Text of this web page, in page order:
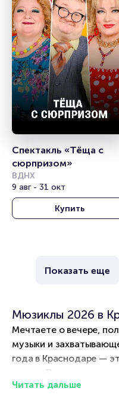
Спектакль «Тёща с
сюрпризом»
ВДНХ
9 авг - 31 окт
Купить
Показать еще
Мюзиклы 2026 в
Мечтаете о вечере,
музыки и
года в Краснодаре —
нужно. Приглашаем на
Краснодара, где
Читать дальше